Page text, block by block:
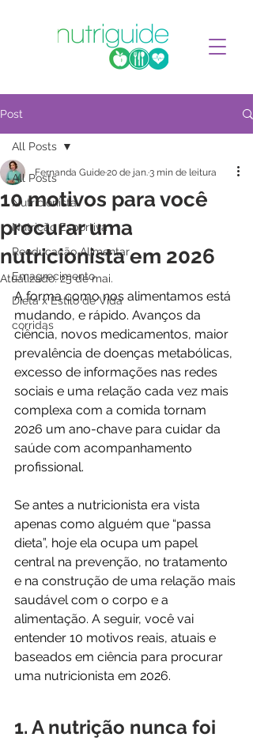
Post
All Posts
Nutricionista
Nutrição Esportiva
Reeducação Alimentar
Emagrecimento
Dieta x Estilo de Vida
corridas
All Posts
10 motivos para você
procurar uma
nutricionista em 2026
Fernanda Guide20 de jan.3 min de leitura
Atualizado:25 de mai.
A forma como nos alimentamos está
mudando, e rápido. Avanços da
ciência, novos medicamentos, maior
prevalência de doenças metabólicas,
excesso de informações nas redes
sociais e uma relação cada vez mais
complexa com a comida tornam
2026 um ano-chave para cuidar da
saúde com acompanhamento
profissional.
Se antes a nutricionista era vista
apenas como alguém que “passa
dieta”, hoje ela ocupa um papel
central na prevenção, no tratamento
e na construção de uma relação mais
saudável com o corpo e a
alimentação. A seguir, você vai
entender 10 motivos reais, atuais e
baseados em ciência para procurar
uma nutricionista em 2026.
1. A nutrição nunca foi